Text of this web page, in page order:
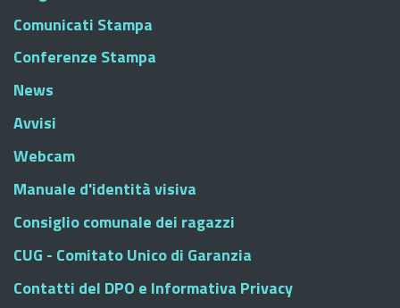
Comunicati Stampa
Conferenze Stampa
News
Avvisi
Webcam
Manuale d'identità visiva
Consiglio comunale dei ragazzi
CUG - Comitato Unico di Garanzia
Contatti del DPO e Informativa Privacy